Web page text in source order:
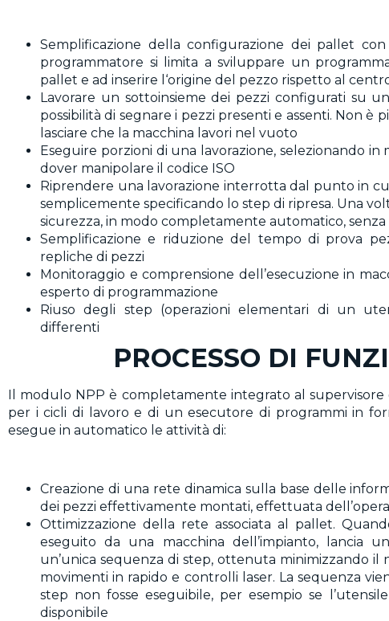
Semplificazione della configurazione dei pallet
programmatore si limita a sviluppare un
pallet e ad inserire l‘origine del pezzo rispetto al
Lavorare un sottoinsieme dei pezzi configurati su
possibilità di segnare i pezzi presenti e assenti. Non è
lasciare che la macchina lavori nel vuoto
Eseguire porzioni di una lavorazione, selezionando in
dover manipolare il codice ISO
Riprendere una lavorazione interrotta dal punto in
semplicemente specificando lo step di ripresa. Una
sicurezza, in modo completamente automatico,
Semplificazione e riduzione del tempo di prova
repliche di pezzi
Monitoraggio e comprensione dell’esecuzione in
esperto di programmazione
Riuso degli step (operazioni elementari di un
differenti
PROCESSO DI
Il modulo NPP è completamente integrato al supervisore
per i cicli di lavoro e di un esecutore di programmi in
esegue in automatico le attività di:
Creazione di una rete dinamica sulla base delle
dei pezzi effettivamente montati, effettuata
Ottimizzazione della rete associata al pallet.
eseguito da una macchina dell’impianto, lancia
un’unica sequenza di step, ottenuta minimizzando
movimenti in rapido e controlli laser. La sequenza
step non fosse eseguibile, per esempio se
disponibile